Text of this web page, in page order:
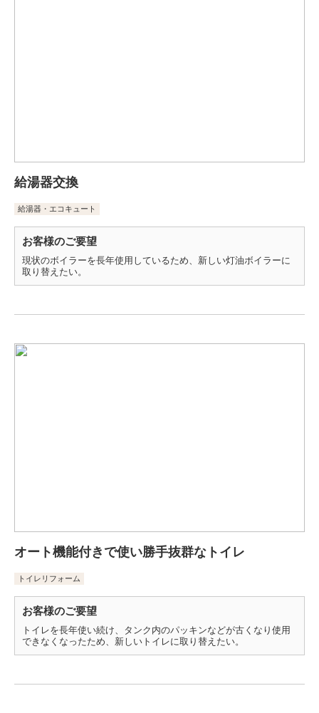
給湯器交換
給湯器・エコキュート
お客様のご要望
現状のボイラーを長年使用しているため、新しい灯油ボイラーに
取り替えたい。
オート機能付きで使い勝手抜群なトイレ
トイレリフォーム
お客様のご要望
トイレを長年使い続け、タンク内のパッキンなどが古くなり使用
できなくなったため、新しいトイレに取り替えたい。